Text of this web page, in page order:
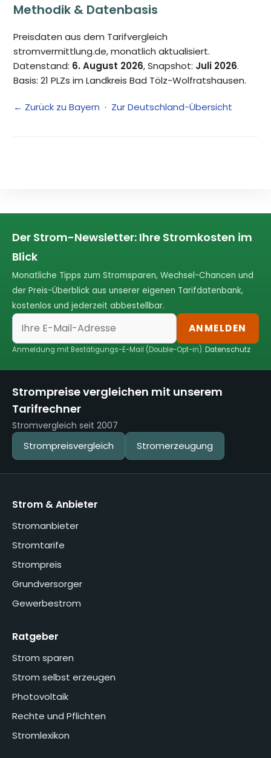
Methodik & Datenbasis
Preisdaten aus dem Tarifvergleich
stromvermittlung.de, monatlich aktualisiert.
Datenstand: 6. August 2026, Snapshot: Juli 2026.
Basis: 21 PLZs im Landkreis Bad Tölz-Wolfratshausen.
← Zurück zu Bayern · Zur Deutschland-Übersicht
Der Strom-Newsletter: Ihre Stromkosten im
Blick
Monatliche Tipps zum Stromsparen, Wechsel-Chancen und
der Preis-Überblick aus unserer eigenen Tarifdatenbank,
kostenlos und jederzeit abbestellbar.
ANMELDEN
Anmeldung mit Bestätigungs-E-Mail (Double-Opt-in).Datenschutz
Strompreise vergleichen mit unserem
Tarifrechner
Stromvergleich seit 2007
Strompreisvergleich Stromerzeugung
Strom & Anbieter
Stromanbieter
Stromtarife
Strompreis
Grundversorger
Gewerbestrom
Ratgeber
Strom sparen
Strom selbst erzeugen
Photovoltaik
Rechte und Pflichten
Stromlexikon